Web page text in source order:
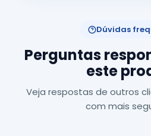
Dúvidas
Perguntas
este
Veja respostas de outros
com mais